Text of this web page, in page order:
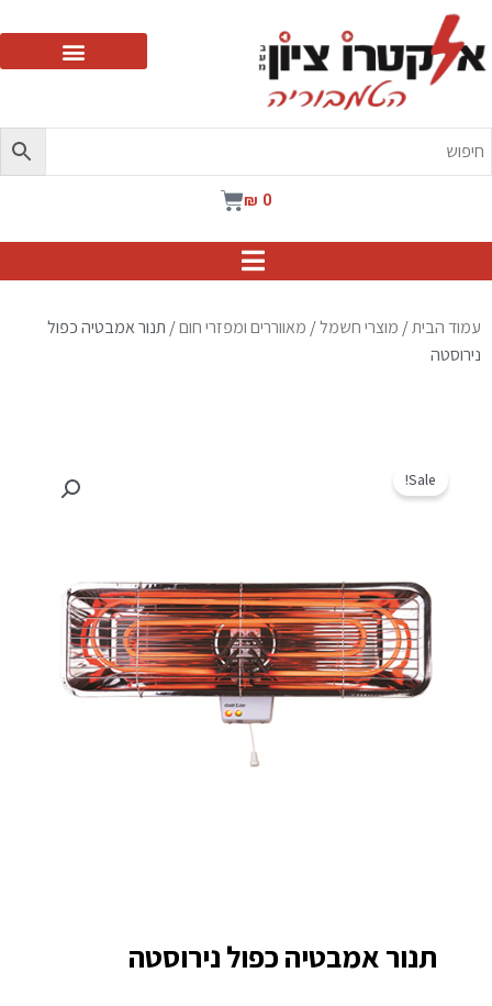
₪ 0
עגלת
עמוד הבית/ מוצרי חשמל/ מאווררים ומפזרי חום/ תנור אמבטיה כפול
נירוסטה
Sale!
תנור אמבטיה כפול נירוסטה